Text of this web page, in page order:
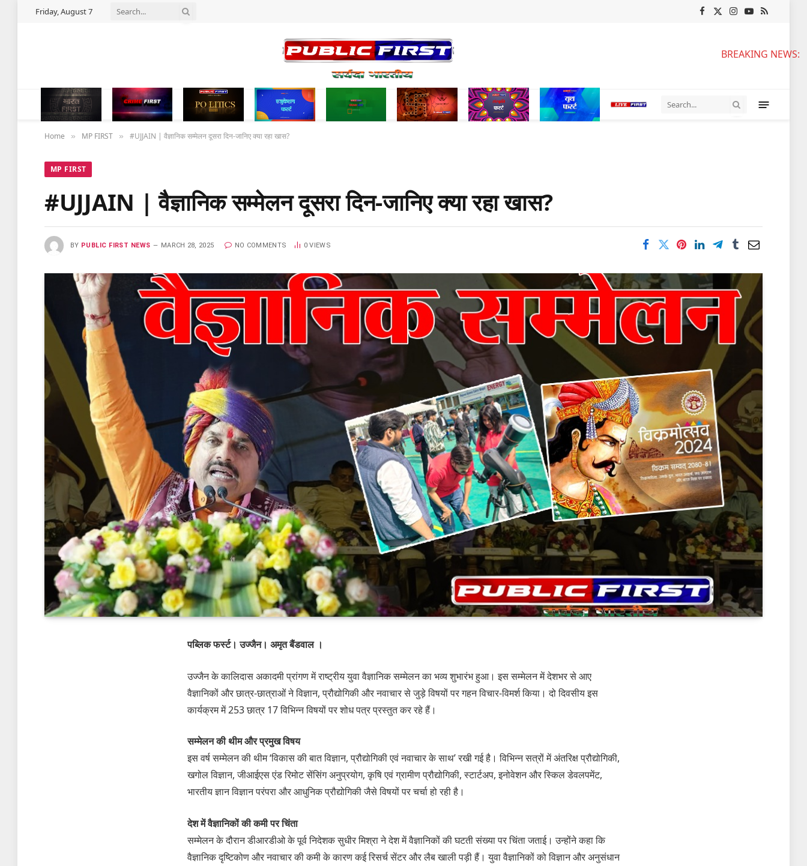
Friday, August 7 Facebook
X
Instagram
YouTube
RSS
BREAKING NEWS:
Home » MP FIRST » #UJJAIN | वैज्ञानिक सम्मेलन दूसरा दिन-जानिए क्या रहा खास?
MP FIRST
#UJJAIN | वैज्ञानिक सम्मेलन दूसरा दिन-जानिए क्या रहा खास?
BY PUBLIC FIRST NEWS MARCH 28, 2025 NO COMMENTS 0VIEWS
पब्लिक फर्स्ट। उज्जैन। अमृत बैंडवाल ।
उज्जैन के कालिदास अकादमी प्रांगण में राष्ट्रीय युवा वैज्ञानिक सम्मेलन का भव्य शुभारंभ हुआ। इस सम्मेलन में देशभर से आए
वैज्ञानिकों और छात्र-छात्राओं ने विज्ञान, प्रौद्योगिकी और नवाचार से जुड़े विषयों पर गहन विचार-विमर्श किया। दो दिवसीय इस
कार्यक्रम में 253 छात्र 17 विभिन्न विषयों पर शोध पत्र प्रस्तुत कर रहे हैं।
सम्मेलन की थीम और प्रमुख विषय
इस वर्ष सम्मेलन की थीम ‘विकास की बात विज्ञान, प्रौद्योगिकी एवं नवाचार के साथ’ रखी गई है। विभिन्न सत्रों में अंतरिक्ष प्रौद्योगिकी,
खगोल विज्ञान, जीआईएस एंड रिमोट सेंसिंग अनुप्रयोग, कृषि एवं ग्रामीण प्रौद्योगिकी, स्टार्टअप, इनोवेशन और स्किल डेवलपमेंट,
भारतीय ज्ञान विज्ञान परंपरा और आधुनिक प्रौद्योगिकी जैसे विषयों पर चर्चा हो रही है।
देश में वैज्ञानिकों की कमी पर चिंता
सम्मेलन के दौरान डीआरडीओ के पूर्व निदेशक सुधीर मिश्रा ने देश में वैज्ञानिकों की घटती संख्या पर चिंता जताई। उन्होंने कहा कि
वैज्ञानिक दृष्टिकोण और नवाचार की कमी के कारण कई रिसर्च सेंटर और लैब खाली पड़ी हैं। युवा वैज्ञानिकों को विज्ञान और अनुसंधान